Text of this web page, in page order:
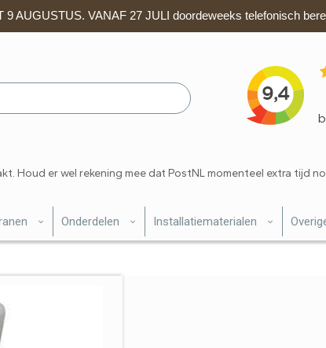
AUGUSTUS. VANAF 27 JULI doordeweeks telefonisch
Houd er wel rekening mee dat PostNL momenteel extra tijd
Onderdelen Installatiematerialen